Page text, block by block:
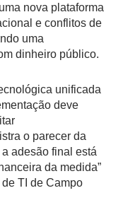
nova plataforma
e conflitos de
uma
dinheiro público.
unificada
deve
o parecer da
adesão final está
da medida”
TI de Campo